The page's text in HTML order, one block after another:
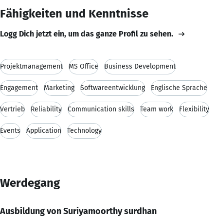
Fähigkeiten und Kenntnisse
Logg Dich jetzt ein, um das ganze Profil zu sehen.
Projektmanagement MS Office Business Development
Engagement Marketing Softwareentwicklung Englische Sprache
Vertrieb Reliability Communication skills Team work Flexibility
Events Application Technology
Werdegang
Ausbildung von Suriyamoorthy surdhan